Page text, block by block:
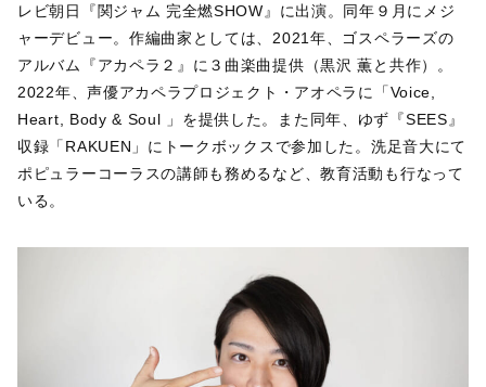
レビ朝日『関ジャム 完全燃SHOW』に出演。同年９月にメジ
ャーデビュー。作編曲家としては、2021年、ゴスペラーズの
アルバム『アカペラ２』に３曲楽曲提供（黒沢 薫と共作）。
2022年、声優アカペラプロジェクト・アオペラに「Voice,
Heart, Body & Soul 」を提供した。また同年、ゆず『SEES』
収録「RAKUEN」にトークボックスで参加した。洗足音大にて
ポピュラーコーラスの講師も務めるなど、教育活動も行なって
いる。